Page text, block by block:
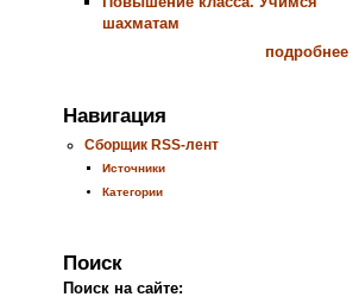
шахматам
подробнее
Навигация
Сборщик RSS-лент
Источники
Категории
Поиск
Поиск на сайте: